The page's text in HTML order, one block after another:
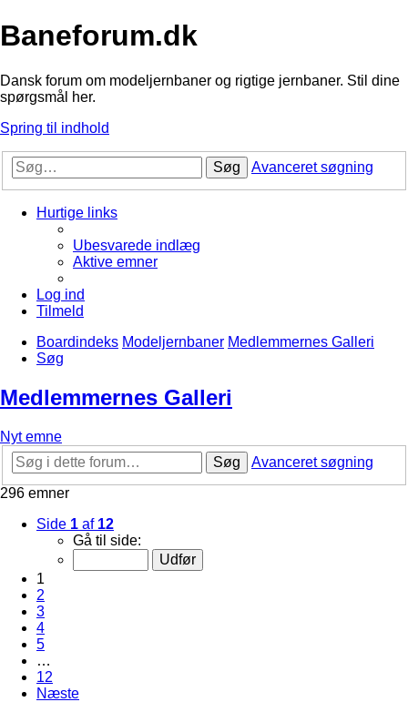
Baneforum.dk
Dansk forum om modeljernbaner og rigtige jernbaner. Stil dine
spørgsmål her.
Spring til indhold
Søg Avanceret søgning
Hurtige links
Ubesvarede indlæg
Aktive emner
Log ind
Tilmeld
Boardindeks Modeljernbaner Medlemmernes Galleri
Søg
Medlemmernes Galleri
Nyt emne
Søg
Avanceret søgning
296 emner
Side 1 af 12
Gå til side:
1
2
3
4
5
…
12
Næste